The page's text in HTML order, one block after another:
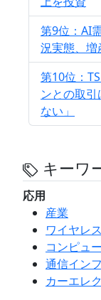
第9位：AI
況実態、
第10位：
ンとの取
ない」
キーワ
応用
産業
ワイヤレ
コンピュ
通信イン
カーエレ